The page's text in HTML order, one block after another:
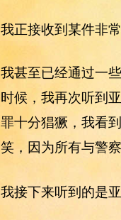
我正接收到某件非
我甚至已经通过一
时候，我再次听到
罪十分猖獗，我看
笑，因为所有与警
我接下来听到的是